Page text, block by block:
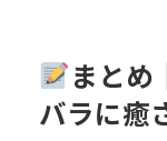
まとめ
バラに癒